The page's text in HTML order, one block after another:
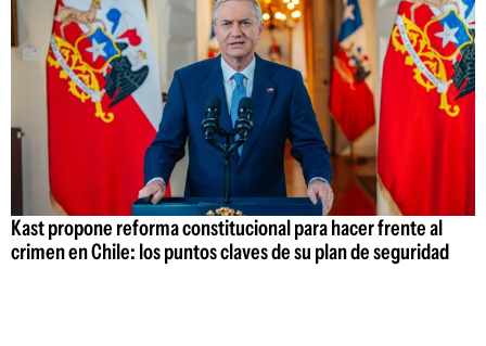
Kast propone reforma constitucional para hacer frente al
crimen en Chile: los puntos claves de su plan de seguridad